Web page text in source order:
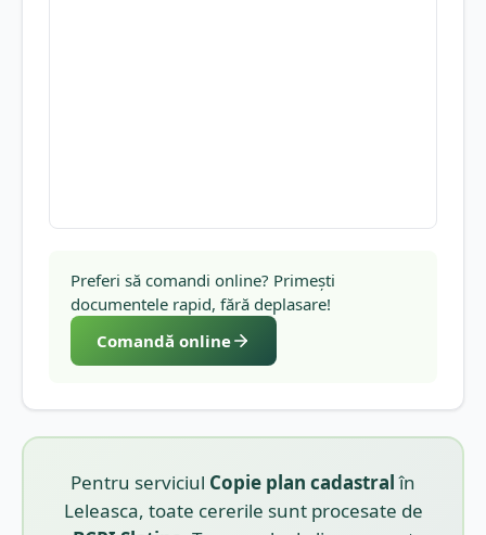
Preferi să comandi online? Primești
documentele rapid, fără deplasare!
Comandă online
Pentru serviciul Copie plan cadastralîn
Leleasca, toate cererile sunt procesate de